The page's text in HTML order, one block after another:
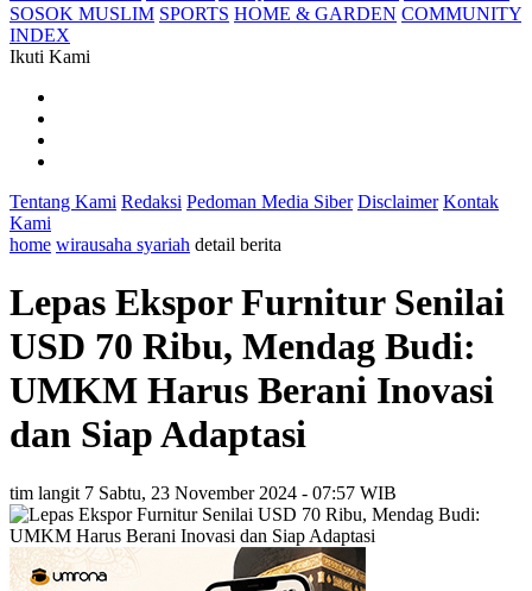
SOSOK MUSLIM SPORTS HOME & GARDEN COMMUNITY
INDEX
Ikuti Kami
Tentang Kami Redaksi Pedoman Media Siber Disclaimer Kontak
Kami
home wirausaha syariah detail berita
Lepas Ekspor Furnitur Senilai
USD 70 Ribu, Mendag Budi:
UMKM Harus Berani Inovasi
dan Siap Adaptasi
tim langit 7 Sabtu, 23 November 2024 - 07:57 WIB